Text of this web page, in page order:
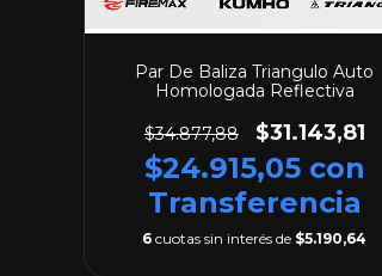
Par De Baliza Triangulo Auto
Homologada Reflectiva
$34.877,88
$31.143,81
$24.915,05 con
Transferencia
6 cuotas sin interés de $5.190,64